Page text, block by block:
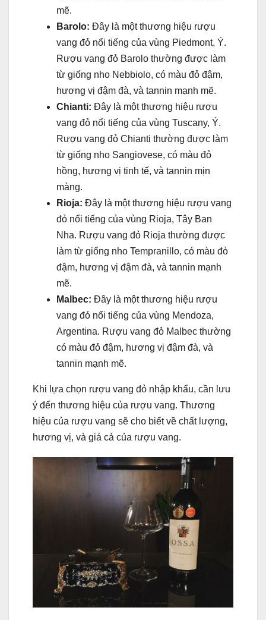
mẽ.
Barolo: Đây là một thương hiệu rượu
vang đỏ nổi tiếng của vùng Piedmont, Ý.
Rượu vang đỏ Barolo thường được làm
từ giống nho Nebbiolo, có màu đỏ đậm,
hương vị đậm đà, và tannin mạnh mẽ.
Chianti: Đây là một thương hiệu rượu
vang đỏ nổi tiếng của vùng Tuscany, Ý.
Rượu vang đỏ Chianti thường được làm
từ giống nho Sangiovese, có màu đỏ
hồng, hương vị tinh tế, và tannin mịn
màng.
Rioja: Đây là một thương hiệu rượu vang
đỏ nổi tiếng của vùng Rioja, Tây Ban
Nha. Rượu vang đỏ Rioja thường được
làm từ giống nho Tempranillo, có màu đỏ
đậm, hương vị đậm đà, và tannin mạnh
mẽ.
Malbec: Đây là một thương hiệu rượu
vang đỏ nổi tiếng của vùng Mendoza,
Argentina. Rượu vang đỏ Malbec thường
có màu đỏ đậm, hương vị đậm đà, và
tannin mạnh mẽ.
Khi lựa chọn rượu vang đỏ nhập khẩu, cần lưu
ý đến thương hiệu của rượu vang. Thương
hiệu của rượu vang sẽ cho biết về chất lượng,
hương vị, và giá cả của rượu vang.